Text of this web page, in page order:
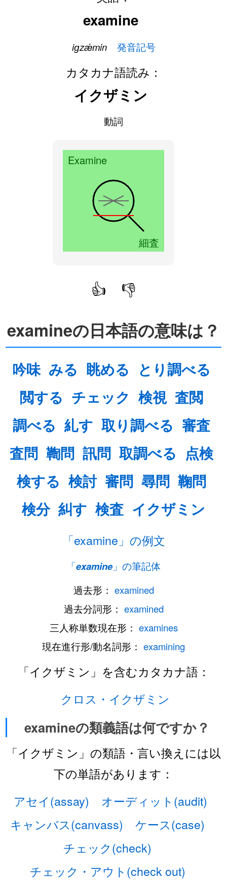
examine
iɡzǽmin 発音記号
カタカナ語読み：
イクザミン
動詞
細査
Examine
👍 👎
examineの日本語の意味は？
吟味 みる 眺める とり調べる
閲する チェック 検視 査閲
調べる 糺す 取り調べる 審査
査問 鞫問 訊問 取調べる 点検
検する 検討 審問 尋問 鞠問
検分 糾す 検査 イクザミン
「examine」の例文
「examine」の筆記体
過去形： examined
過去分詞形： examined
三人称単数現在形： examines
現在進行形/動名詞形： examining
「イクザミン」を含むカタカナ語：
クロス・イクザミン
examineの類義語は何ですか？
「イクザミン」の類語・言い換えには以
下の単語があります：
アセイ(assay)
オーディット(audit)
キャンバス(canvass)
ケース(case)
チェック(check)
チェック・アウト(check out)